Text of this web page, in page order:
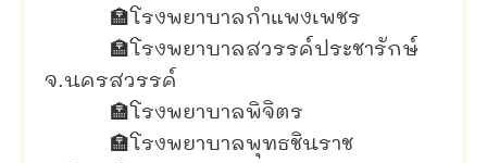
🏣 โรงพยาบาลกำแพงเพชร
🏣 โรงพยาบาลสวรรค์ประชารักษ์
จ.นครสวรรค์
🏣 โรงพยาบาลพิจิตร
🏣 โรงพยาบาลพุทธชินราช